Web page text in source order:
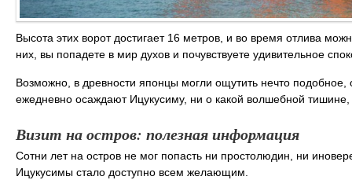
Высота этих ворот достигает 16 метров, и во время отлива
них, вы попадете в мир духов и почувствуете удивительное
Возможно, в древности японцы могли ощутить нечто подобное,
ежедневно осаждают Ицукусиму, ни о какой волшебной
Визит на остров: полезная информация
Сотни лет на остров не мог попасть ни простолюдин, ни
Ицукусимы стало доступно всем желающим.